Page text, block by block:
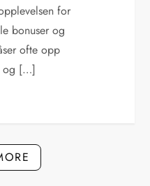
for
bonuser og
ofte opp
og […]